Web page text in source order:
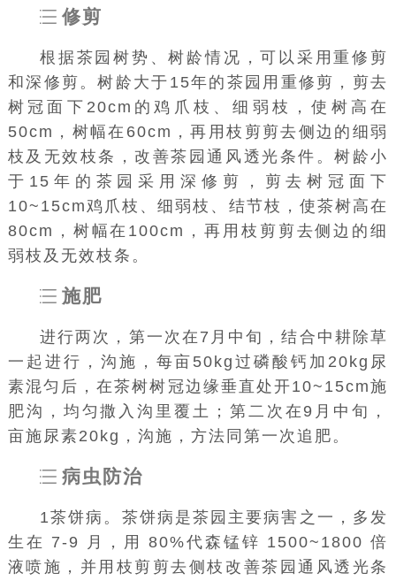
修剪
根据茶园树势、树龄情况，可以采用重修剪
和深修剪。树龄大于15年的茶园用重修剪，剪去
树冠面下20cm的鸡爪枝、细弱枝，使树高在
50cm，树幅在60cm，再用枝剪剪去侧边的细弱
枝及无效枝条，改善茶园通风透光条件。树龄小
于15年的茶园采用深修剪，剪去树冠面下
10~15cm鸡爪枝、细弱枝、结节枝，使茶树高在
80cm，树幅在100cm，再用枝剪剪去侧边的细
弱枝及无效枝条。
施肥
进行两次，第一次在7月中旬，结合中耕除草
一起进行，沟施，每亩50kg过磷酸钙加20kg尿
素混匀后，在茶树树冠边缘垂直处开10~15cm施
肥沟，均匀撒入沟里覆土；第二次在9月中旬，
亩施尿素20kg，沟施，方法同第一次追肥。
病虫防治
1茶饼病。茶饼病是茶园主要病害之一，多发
生在 7-9 月，用 80%代森锰锌 1500~1800 倍
液喷施，并用枝剪剪去侧枝改善茶园通风透光条